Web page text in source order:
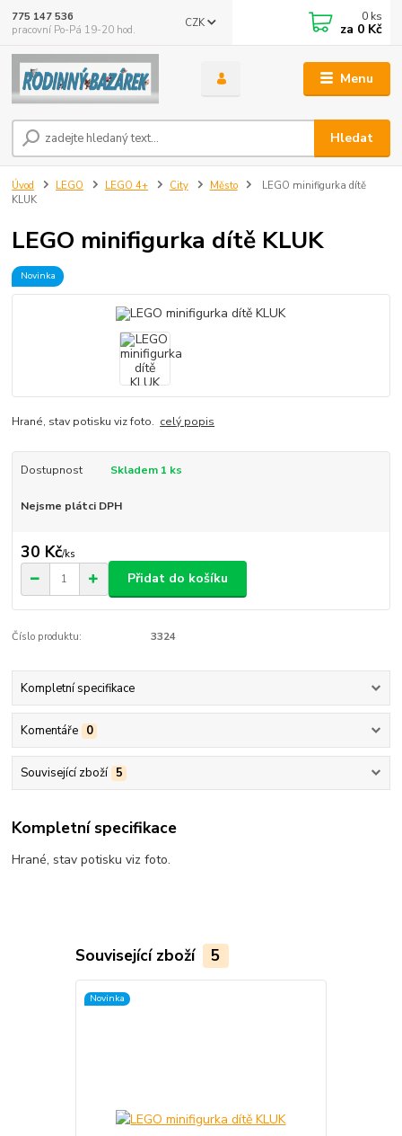
Menu
CZK
Hledat
775 147 536
pracovní Po-Pá 19-20 hod.
0 ks
za 0 Kč
Úvod LEGO LEGO 4+ City Město
LEGO minifigurka dítě
KLUK
LEGO minifigurka dítě KLUK
Novinka
Hrané, stav potisku viz foto. celý popis
Dostupnost Skladem 1 ks
Nejsme plátci DPH
30 Kč/ks
Přidat do košíku
Číslo produktu: 3324
Kompletní specifikace
Komentáře 0
Související zboží 5
Kompletní specifikace
Hrané, stav potisku viz foto.
Související zboží 5
Novinka